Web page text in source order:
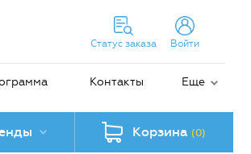
Статус заказа Войти
Контакты Еще
Корзина (0)